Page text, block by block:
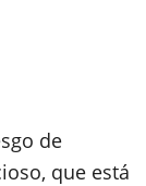
de
que está